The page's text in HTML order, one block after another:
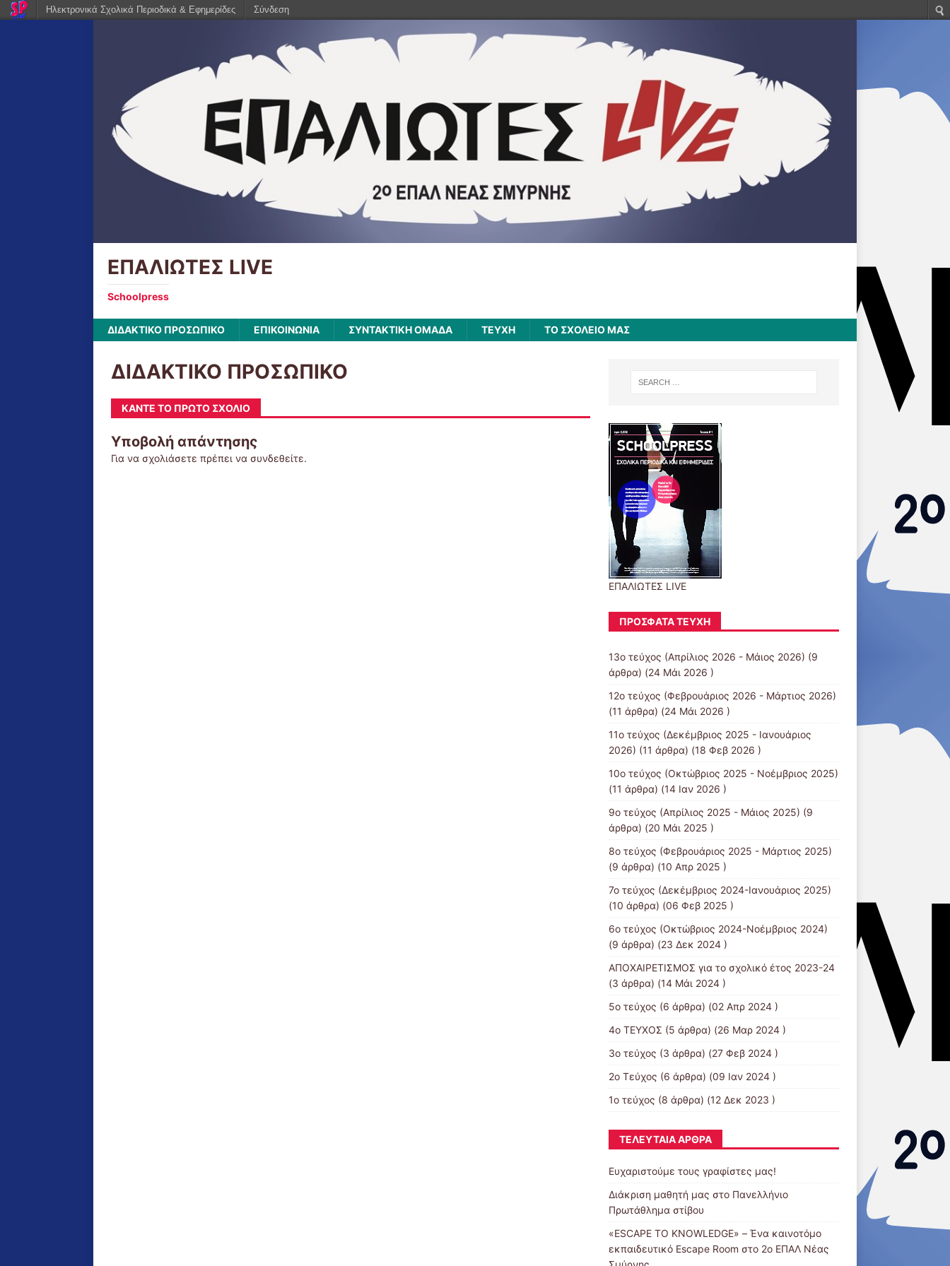
ΕΠΑΛΙΩΤΕΣ LIVE
Schoolpress
ΔΙΔΑΚΤΙΚΟ ΠΡΟΣΩΠΙΚΟ ΕΠΙΚΟΙΝΩΝΙΑ ΣΥΝΤΑΚΤΙΚΗ ΟΜΑΔΑ ΤΕΥΧΗ ΤΟ ΣΧΟΛΕΙΟ ΜΑΣ
ΔΙΔΑΚΤΙΚΟ ΠΡΟΣΩΠΙΚΟ
ΚΆΝΤΕ ΤΟ ΠΡΏΤΟ ΣΧΌΛΙΟ
Υποβολή απάντησης
Για να σχολιάσετε πρέπει να συνδεθείτε.
ΕΠΑΛΙΩΤΕΣ LIVE
ΠΡΌΣΦΑΤΑ ΤΕΎΧΗ
13o τεύχος (Απρίλιος 2026 - Μάιος 2026) (9
άρθρα) (24 Μάι 2026 )
12o τεύχος (Φεβρουάριος 2026 - Μάρτιος 2026)
(11 άρθρα) (24 Μάι 2026 )
11ο τεύχος (Δεκέμβριος 2025 - Ιανουάριος
2026) (11 άρθρα) (18 Φεβ 2026 )
10o τεύχος (Οκτώβριος 2025 - Νοέμβριος 2025)
(11 άρθρα) (14 Ιαν 2026 )
9o τεύχος (Απρίλιος 2025 - Μάιος 2025) (9
άρθρα) (20 Μάι 2025 )
8o τεύχος (Φεβρουάριος 2025 - Μάρτιος 2025)
(9 άρθρα) (10 Απρ 2025 )
7ο τεύχος (Δεκέμβριος 2024-Ιανουάριος 2025)
(10 άρθρα) (06 Φεβ 2025 )
6o τεύχος (Οκτώβριος 2024-Νοέμβριος 2024)
(9 άρθρα) (23 Δεκ 2024 )
ΑΠΟΧΑΙΡΕΤΙΣΜΟΣ για το σχολικό έτος 2023-24
(3 άρθρα) (14 Μάι 2024 )
5ο τεύχος (6 άρθρα) (02 Απρ 2024 )
4o ΤΕΥΧΟΣ (5 άρθρα) (26 Μαρ 2024 )
3ο τεύχος (3 άρθρα) (27 Φεβ 2024 )
2ο Τεύχος (6 άρθρα) (09 Ιαν 2024 )
1ο τεύχος (8 άρθρα) (12 Δεκ 2023 )
ΤΕΛΕΥΤΑΊΑ ΆΡΘΡΑ
Ευχαριστούμε τους γραφίστες μας!
Διάκριση μαθητή μας στο Πανελλήνιο
Πρωτάθλημα στίβου
«ESCAPE TO KNOWLEDGE» – Ένα καινοτόμο
εκπαιδευτικό Escape Room στο 2ο ΕΠΑΛ Νέας
Ηλεκτρονικά Σχολικά Περιοδικά & Εφημερίδες Σύνδεση